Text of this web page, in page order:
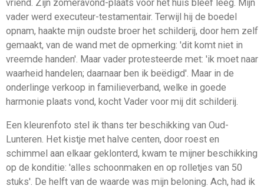
vriend. Zijn zomeravond-plaats voor het huis bleef leeg. Mijn
vader werd executeur-testamentair. Terwijl hij de boe­del
opnam, haakte mijn oudste broer het schilderij, door hem zelf
gemaakt, van de wand met de opmerking: 'dit komt niet in
vreemde handen'. Maar vader protesteerde met: 'ik moet naar
waarheid handelen; daarnaar ben ik beëdigd'. Maar in de
onderlinge verkoop in familieverband, welke in goede
harmonie plaats vond, kocht Vader voor mij dit schilderij.
Een kleurenfoto stel ik thans ter beschikking van Oud-
Lunteren. Het kistje met halve centen, door roest en
schimmel aan el­kaar geklonterd, kwam te mijner beschikking
op de konditie: 'alles schoonmaken en op rolletjes van 50
stuks'. De helft van de waarde was mijn beloning. Ach, had ik